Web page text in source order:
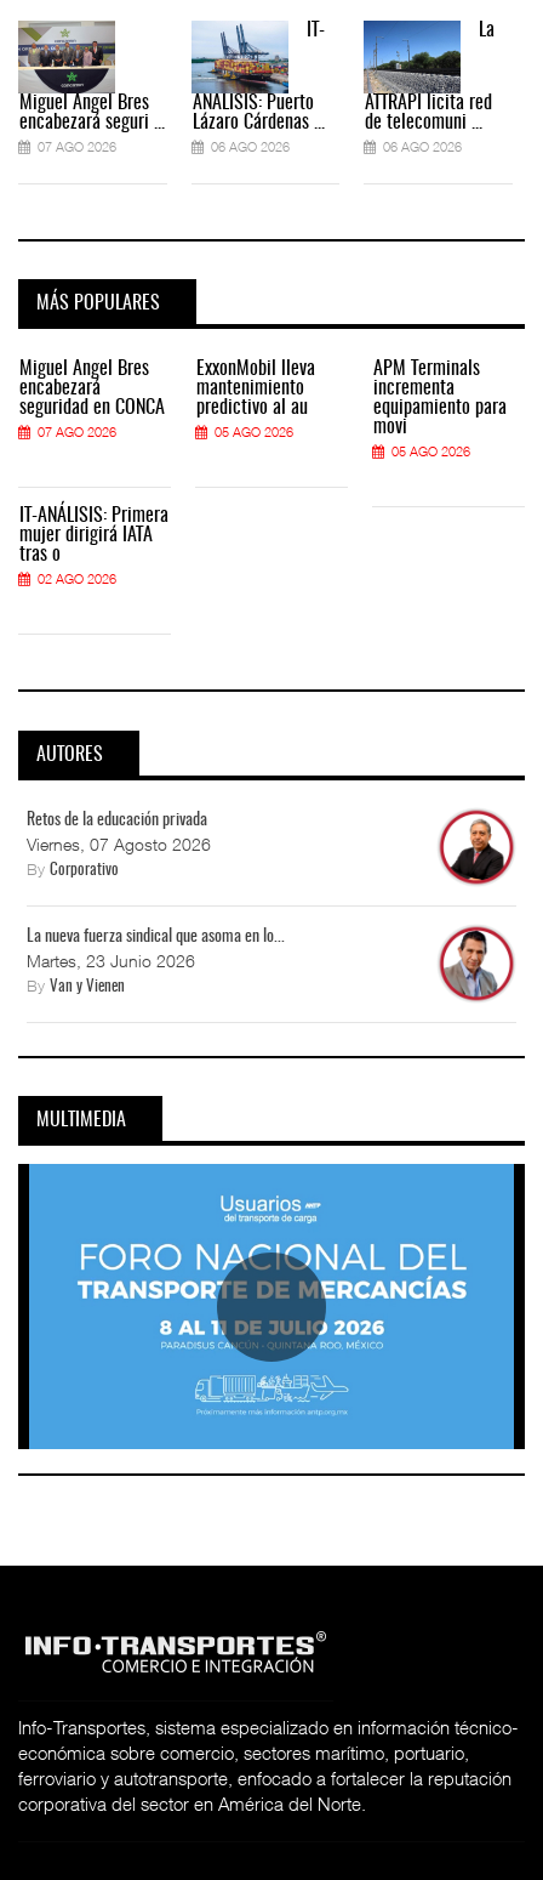
Miguel Ángel Bres
encabezará seguri ...
07 AGO 2026
IT-
ANÁLISIS: Puerto
Lázaro Cárdenas ...
06 AGO 2026
La
ATTRAPI licita red
de telecomuni ...
06 AGO 2026
MÁS POPULARES
Miguel Ángel Bres
encabezará
seguridad en CONCA
07 AGO 2026
IT-ANÁLISIS: Primera
mujer dirigirá IATA
tras o
02 AGO 2026
ExxonMobil lleva
mantenimiento
predictivo al au
05 AGO 2026
APM Terminals
incrementa
equipamiento para
movi
05 AGO 2026
AUTORES
Retos de la educación privada
Viernes, 07 Agosto 2026
By Corporativo
La nueva fuerza sindical que asoma en lo...
Martes, 23 Junio 2026
By Van y Vienen
MULTIMEDIA
Info-Transportes, sistema especializado en información técnico-
económica sobre comercio, sectores marítimo, portuario,
ferroviario y autotransporte, enfocado a fortalecer la reputación
corporativa del sector en América del Norte.